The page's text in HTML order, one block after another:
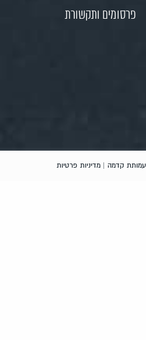
פרסומים ותקשורת
קדמה | מדיניות פרטיות